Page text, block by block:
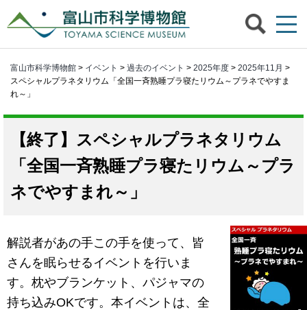
富山市科学博物館 > イベント > 過去のイベント > 2025年度 > 2025年11月 >
スペシャルプラネタリウム「全国一斉熟睡プラ寝たリウム～プラネでやすま
れ～」
スペシャルプラネタリウム
「全国一斉熟睡プラ寝たリウム～プラ
ネでやすまれ～」
解説者があの手この手を使って、皆
さんを眠らせるイベントを行いま
す。枕やブランケット、パジャマの
持ち込みOKです。本イベントは、全